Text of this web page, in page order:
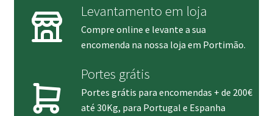
Levantamento em loja
Compre online e levante a sua
encomenda na nossa loja em Portimão.
Portes grátis
Portes grátis para encomendas + de 200€
até 30Kg, para Portugal e Espanha